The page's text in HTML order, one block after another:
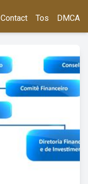
Contact Tos DMCA